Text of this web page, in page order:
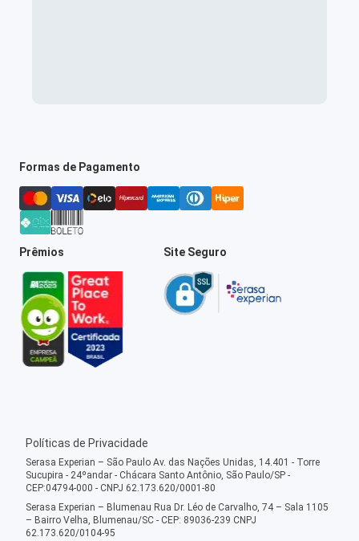
Formas de Pagamento
Prêmios Site Seguro
Políticas de Privacidade
Serasa Experian – São Paulo Av. das Nações Unidas, 14.401 - Torre
Sucupira - 24ºandar - Chácara Santo Antônio, São Paulo/SP -
CEP:04794-000 - CNPJ 62.173.620/0001-80
Serasa Experian – Blumenau Rua Dr. Léo de Carvalho, 74 – Sala 1105
– Bairro Velha, Blumenau/SC - CEP: 89036-239 CNPJ
62.173.620/0104-95